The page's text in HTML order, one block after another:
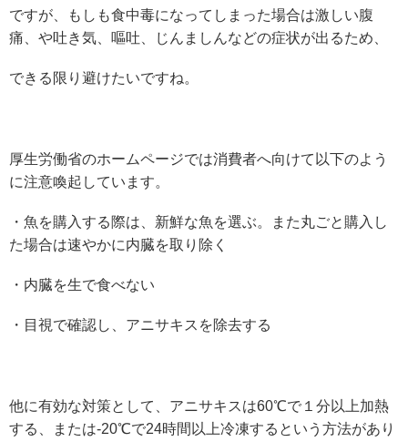
ですが、もしも食中毒になってしまった場合は激しい腹
痛、や吐き気、嘔吐、じんましんなどの症状が出るため、
できる限り避けたいですね。
厚生労働省のホームページでは消費者へ向けて以下のよう
に注意喚起しています。
・魚を購入する際は、新鮮な魚を選ぶ。また丸ごと購入し
た場合は速やかに内臓を取り除く
・内臓を生で食べない
・目視で確認し、アニサキスを除去する
他に有効な対策として、アニサキスは60℃で１分以上加熱
する、または-20℃で24時間以上冷凍するという方法があり